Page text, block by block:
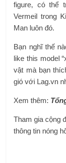
figure, có thể
Vermeil trong
Man luôn đó.
Bạn nghĩ thế
like this model
vật mà bạn
gió với Lag.vn
Xem thêm:
Tham gia cộng
thông tin nóng